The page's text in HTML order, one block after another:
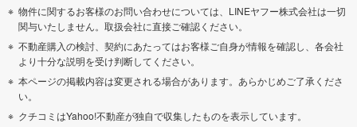
物件に関するお客様のお問い合わせについては、LINEヤフー株式会社は一切
関与いたしません。取扱会社に直接ご確認ください。
不動産購入の検討、契約にあたってはお客様ご自身が情報を確認し、各会社
より十分な説明を受け判断してください。
本ページの掲載内容は変更される場合があります。あらかじめご了承くださ
い。
クチコミはYahoo!不動産が独自で収集したものを表示しています。